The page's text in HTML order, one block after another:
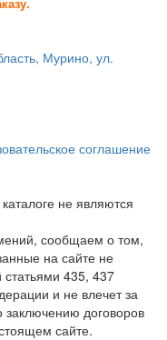
Мурино, ул.
соглашение
не являются
сообщаем о том,
на сайте не
435, 437
и не влечет за
заключению договоров
сайте.